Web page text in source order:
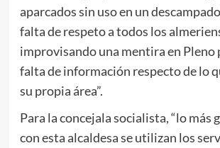
aparcados sin uso en un
falta de respeto a todos los
improvisando una mentira en Pleno
falta de información respecto de lo
su propia área”.
Para la concejala socialista, “lo más
con esta alcaldesa se utilizan los